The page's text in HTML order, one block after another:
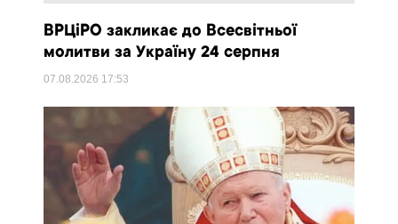
ВРЦіРО закликає до Всесвітньої
молитви за Україну 24 серпня
07.08.2026 17:53